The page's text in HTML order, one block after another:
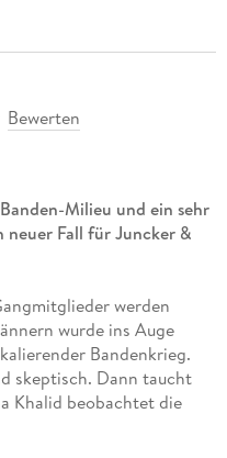
Bewerten
Milieu und ein sehr
neuer Fall für Juncker &
werden
wurde ins Auge
Bandenkrieg.
skeptisch. Dann taucht
Khalid beobachtet die